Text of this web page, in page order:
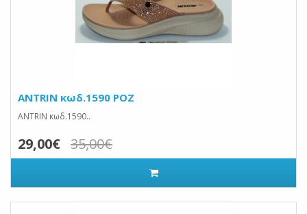
ANTRIN κωδ.1590 ΡΟΖ
ANTRIN κωδ.1590..
29,00€ 35,00€